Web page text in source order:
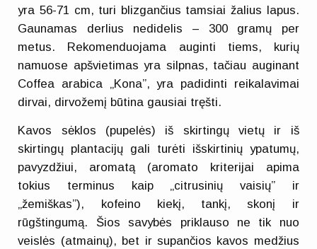
yra 56-71 cm, turi blizgančius tamsiai žalius lapus.
Gaunamas derlius nedidelis – 300 gramų per
metus. Rekomenduojama auginti tiems, kurių
namuose apšvietimas yra silpnas, tačiau auginant
Cоffea arabica „Kona”, yra padidinti reikalavimai
dirvai, dirvožemį būtina gausiai tręšti.
Kavos sėklos (pupelės) iš skirtingų vietų ir iš
skirtingų plantacijų gali turėti išskirtinių ypatumų,
pavyzdžiui, aromatą (aromato kriterijai apima
tokius terminus kaip „citrusinių vaisių” ir
„žemiškas”), kofeino kiekį, tankį, skonį ir
rūgštingumą. Šios savybės priklauso ne tik nuo
veislės (atmainų), bet ir supančios kavos medžius